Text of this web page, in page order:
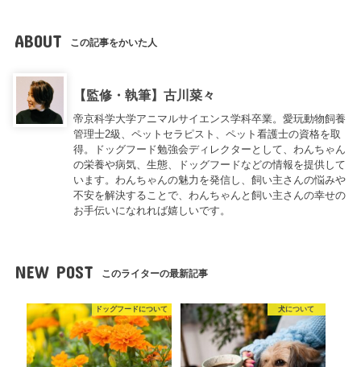
ABOUT この記事をかいた人
【監修・執筆】古川菜々
帝京科学大学アニマルサイエンス学科卒業。愛玩動物飼養
管理士2級、ペットセラピスト、ペット看護士の資格を取
得。ドッグフード勉強会ディレクターとして、わんちゃん
の栄養や病気、生態、ドッグフードなどの情報を提供して
います。わんちゃんの魅力を発信し、飼い主さんの悩みや
不安を解決することで、わんちゃんと飼い主さんの幸せの
お手伝いになれれば嬉しいです。
NEW POST このライターの最新記事
ドッグフードについて 犬について